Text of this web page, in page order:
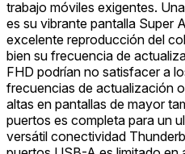
trabajo móviles exigentes.
es su vibrante pantalla Super
excelente reproducción del
bien su frecuencia de
FHD podrían no satisfacer a
frecuencias de actualización
altas en pantallas de mayor
puertos es completa para un
versátil conectividad